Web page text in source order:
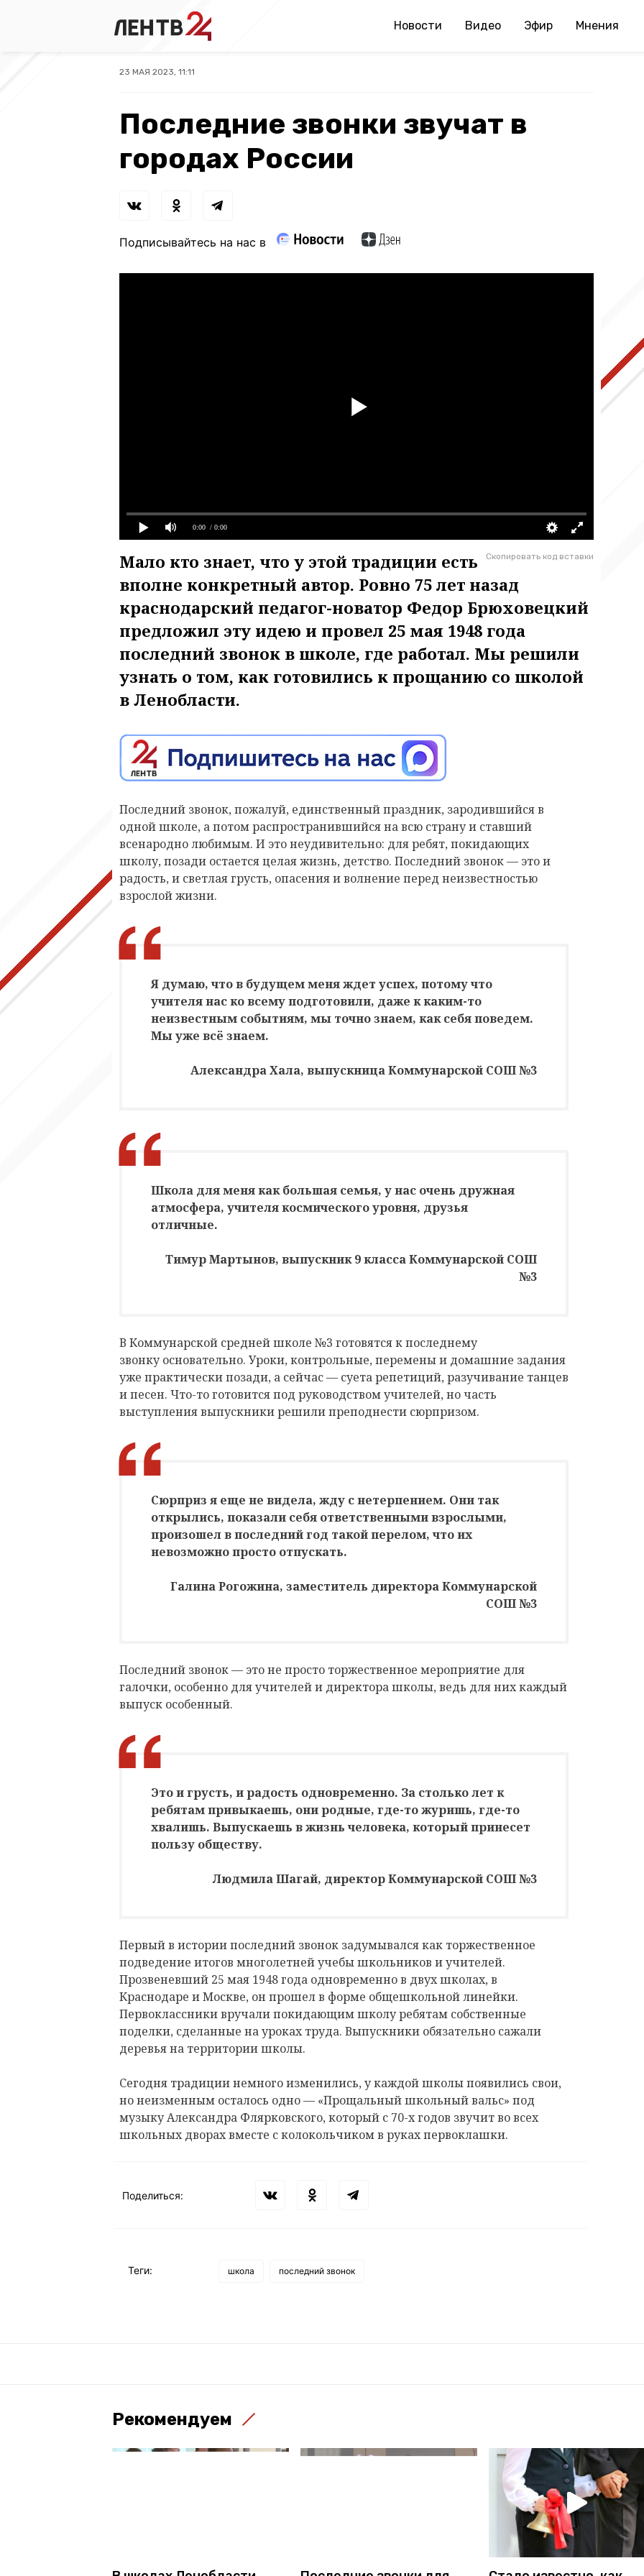
Новости Видео Эфир Мнения
23 МАЯ 2023, 11:11
Последние звонки звучат в
городах России
Подписывайтесь на нас в
0:00 / 0:00
Скопировать код вставки
Мало кто знает, что у этой традиции есть
вполне конкретный автор. Ровно 75 лет назад
краснодарский педагог-новатор Федор Брюховецкий
предложил эту идею и провел 25 мая 1948 года
последний звонок в школе, где работал. Мы решили
узнать о том, как готовились к прощанию со школой
в Ленобласти.
Последний звонок, пожалуй, единственный праздник, зародившийся в
одной школе, а потом распространившийся на всю страну и ставший
всенародно любимым. И это неудивительно: для ребят, покидающих
школу, позади остается целая жизнь, детство. Последний звонок — это и
радость, и светлая грусть, опасения и волнение перед неизвестностью
взрослой жизни.
Я думаю, что в будущем меня ждет успех, потому что
учителя нас ко всему подготовили, даже к каким-то
неизвестным событиям, мы точно знаем, как себя поведем.
Мы уже всё знаем.
Александра Хала, выпускница Коммунарской СОШ №3
Школа для меня как большая семья, у нас очень дружная
атмосфера, учителя космического уровня, друзья
отличные.
Тимур Мартынов, выпускник 9 класса Коммунарской СОШ
№3
В Коммунарской средней школе №3 готовятся к последнему
звонку основательно. Уроки, контрольные, перемены и домашние задания
уже практически позади, а сейчас — суета репетиций, разучивание танцев
и песен. Что-то готовится под руководством учителей, но часть
выступления выпускники решили преподнести сюрпризом.
Сюрприз я еще не видела, жду с нетерпением. Они так
открылись, показали себя ответственными взрослыми,
произошел в последний год такой перелом, что их
невозможно просто отпускать.
Галина Рогожина, заместитель директора Коммунарской
СОШ №3
Последний звонок — это не просто торжественное мероприятие для
галочки, особенно для учителей и директора школы, ведь для них каждый
выпуск особенный.
Это и грусть, и радость одновременно. За столько лет к
ребятам привыкаешь, они родные, где-то журишь, где-то
хвалишь. Выпускаешь в жизнь человека, который принесет
пользу обществу.
Людмила Шагай, директор Коммунарской СОШ №3
Первый в истории последний звонок задумывался как торжественное
подведение итогов многолетней учебы школьников и учителей.
Прозвеневший 25 мая 1948 года одновременно в двух школах, в
Краснодаре и Москве, он прошел в форме общешкольной линейки.
Первоклассники вручали покидающим школу ребятам собственные
поделки, сделанные на уроках труда. Выпускники обязательно сажали
деревья на территории школы.
Сегодня традиции немного изменились, у каждой школы появились свои,
но неизменным осталось одно — «Прощальный школьный вальс» под
музыку Александра Флярковского, который с 70-х годов звучит во всех
школьных дворах вместе с колокольчиком в руках первоклашки.
Поделиться:
Теги: школа последний звонок
Рекомендуем